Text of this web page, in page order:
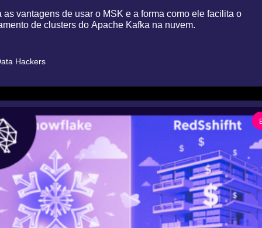
as vantagens de usar o MSK e a forma como ele facilita o
de clusters do Apache Kafka na nuvem.
Hackers